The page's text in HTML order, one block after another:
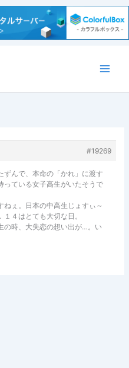
#19269
ずんで、本命の「かれ」に渡す
っている女子高生がいたそうで
ねぇ。日本の中高生じょすぃ～
１４はとても大切な日。
の時、大失恋の想い出が…。い